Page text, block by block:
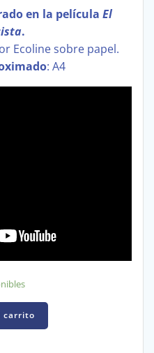
en la película El
.
Ecoline sobre papel.
: A4
carrito